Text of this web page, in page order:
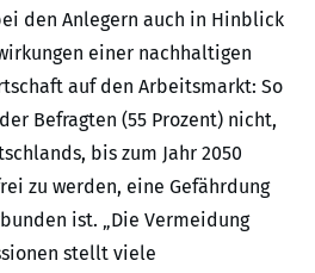
den Anlegern auch in Hinblick
einer nachhaltigen
auf den Arbeitsmarkt: So
Befragten (55 Prozent) nicht,
bis zum Jahr 2050
zu werden, eine Gefährdung
ist. „Die Vermeidung
stellt viele